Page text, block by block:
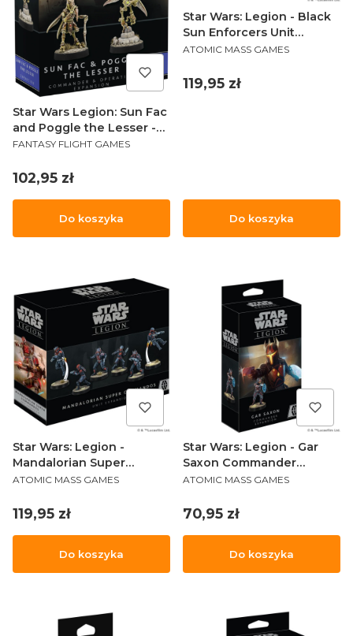
Star Wars Legion: Sun Fac
and Poggle the Lesser -
Commander and
PRODUCENT
FANTASY FLIGHT GAMES
Cena
102,95 zł
Do koszyka
Star Wars: Legion - Black
Sun Enforcers Unit
Expansion
PRODUCENT
ATOMIC MASS GAMES
Cena
119,95 zł
Do koszyka
Star Wars: Legion -
Mandalorian Super
Commandos Unit
PRODUCENT
ATOMIC MASS GAMES
Cena
119,95 zł
Do koszyka
Star Wars: Legion - Gar
Saxon Commander
Expansion
PRODUCENT
ATOMIC MASS GAMES
Cena
70,95 zł
Do koszyka